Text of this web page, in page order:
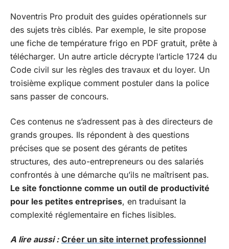
Noventris Pro produit des guides opérationnels sur
des sujets très ciblés. Par exemple, le site propose
une fiche de température frigo en PDF gratuit, prête à
télécharger. Un autre article décrypte l’article 1724 du
Code civil sur les règles des travaux et du loyer. Un
troisième explique comment postuler dans la police
sans passer de concours.
Ces contenus ne s’adressent pas à des directeurs de
grands groupes. Ils répondent à des questions
précises que se posent des gérants de petites
structures, des auto-entrepreneurs ou des salariés
confrontés à une démarche qu’ils ne maîtrisent pas.
Le site fonctionne comme un outil de productivité
pour les petites entreprises, en traduisant la
complexité réglementaire en fiches lisibles.
A lire aussi : Créer un site internet professionnel